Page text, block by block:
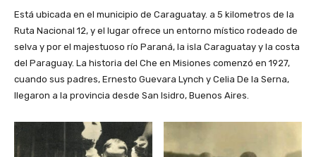
Está ubicada en el municipio de Caraguatay. a 5 kilometros de la
Ruta Nacional 12, y el lugar ofrece un entorno místico rodeado de
selva y por el majestuoso río Paraná, la isla Caraguatay y la costa
del Paraguay. La historia del Che en Misiones comenzó en 1927,
cuando sus padres, Ernesto Guevara Lynch y Celia De la Serna,
llegaron a la provincia desde San Isidro, Buenos Aires.